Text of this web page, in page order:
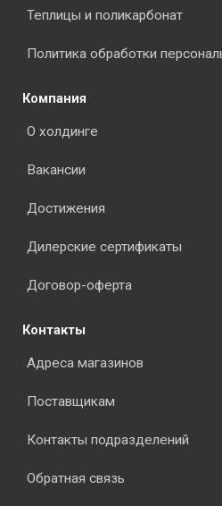
Теплицы и поликарбонат
Политика обработки
Компания
О холдинге
Вакансии
Достижения
Дилерские сертификаты
Договор-оферта
Контакты
Адреса магазинов
Поставщикам
Контакты подразделений
Обратная связь